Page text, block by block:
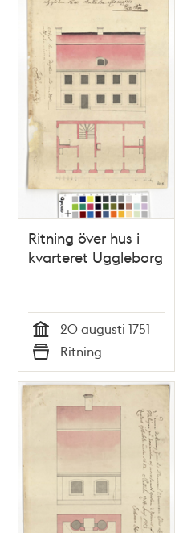
Ritning över hus i
kvarteret Uggleborg
Tid
20 augusti 1751
Typ
Ritning